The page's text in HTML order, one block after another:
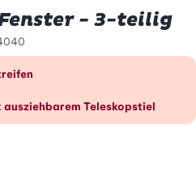
- 3-teilig
Überblick
ausziehbarem Teleskopstiel